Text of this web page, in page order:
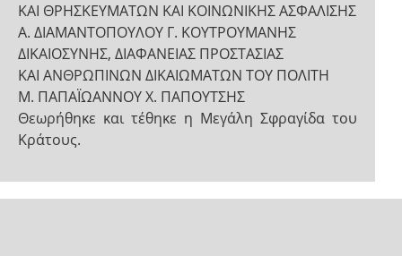
ΚΑΙ ΘΡΗΣΚΕΥΜΑΤΩΝ ΚΑΙ ΚΟΙΝΩΝΙΚΗΣ ΑΣΦΑΛΙΣΗΣ
Α. ΔΙΑΜΑΝΤΟΠΟΥΛΟΥ Γ. ΚΟΥΤΡΟΥΜΑΝΗΣ
ΔΙΚΑΙΟΣΥΝΗΣ, ΔΙΑΦΑΝΕΙΑΣ ΠΡΟΣΤΑΣΙΑΣ
ΚΑΙ ΑΝΘΡΩΠΙΝΩΝ ΔΙΚΑΙΩΜΑΤΩΝ ΤΟΥ ΠΟΛΙΤΗ
Μ. ΠΑΠΑΪΩΑΝΝΟΥ Χ. ΠΑΠΟΥΤΣΗΣ
Θεωρήθηκε και τέθηκε η Μεγάλη Σφραγίδα του
Κράτους.